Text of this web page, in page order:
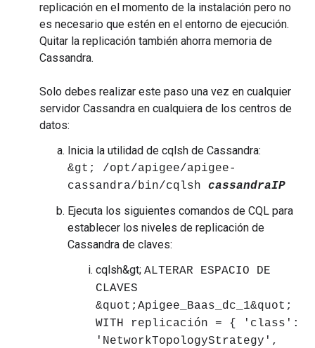
replicación en el momento de la instalación pero no
es necesario que estén en el entorno de ejecución.
Quitar la replicación también ahorra memoria de
Cassandra.
Solo debes realizar este paso una vez en cualquier
servidor Cassandra en cualquiera de los centros de
datos:
Inicia la utilidad de cqlsh de Cassandra:
&gt; /opt/apigee/apigee-
cassandra/bin/cqlsh cassandraIP
Ejecuta los siguientes comandos de CQL para
establecer los niveles de replicación de
Cassandra de claves:
cqlsh&gt; ALTERAR ESPACIO DE
CLAVES
&quot;Apigee_Baas_dc_1&quot;
WITH replicación = { 'class':
'NetworkTopologyStrategy',